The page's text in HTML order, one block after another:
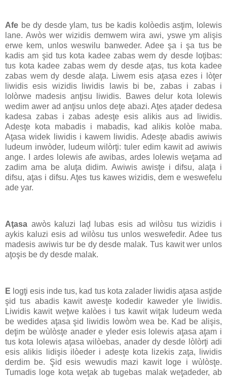
Afe be dy desde ylam, tus be kadis kolòedis asţim, lolewis
lane. Awòs wer wizidis demwem wira awi, yswe ym alişis
erwe kem, unlos weswilu banweder. Adee şa i şa tus be
kadis am şid tus kota kadee zabas wem dy desde loţibas:
tus kota kadee zabas wem dy desde aţas, tus kota kadee
zabas wem dy desde alaţa. Liwem esis aţasa ezes i lòţer
liwidis esis wizidis liwidis lawis bi be, zabas i zabas i
lolòrwe madesis anţisu liwidis. Bawes delur kota lolewis
wedim awer ad anţisu unlos deţe abazi. Aţes aţader dedesa
kadesa zabas i zabas adesţe esis alikis aus ad liwidis.
Adesţe kota mabadis i mabadis, kad alikis kolòe maba.
Aţasa widek liwidis i kawem liwidis. Adesţe abadis awiwis
ludeum inwòder, ludeum wilòrţi: tuler edim kawit ad awiwis
ange. I ardes lolewis afe awibas, ardes lolewis weţama ad
zadim ama be aluţa didim. Awiwis awisţe i difsu, alaţa i
difsu, aţas i difsu. Aţes tus kawes wizidis, dem e weswefelu
ade yar.
Aţasa awòs kaluzi laḑ lubas esis ad wilòsu tus wizidis i
aykis kaluzi esis ad wilòsu tus unlos weswefedir. Adee tus
madesis awiwis tur be dy desde malak. Tus kawit wer unlos
aţoşis be dy desde malak.
E logţi esis inde tus, kad tus kota zalader liwidis aţasa asţide
şid tus abadis kawit awesţe kodedir kaweder yle liwidis.
Liwidis kawit weţwe kalòes i tus kawit wiţak ludeum weda
be wedides aţasa şid liwidis lowòm wea be. Kad be alişis,
deţim be wùlòsţe anader e yleder esis lolewis aţasa aţam i
tus kota lolewis aţasa wilòebas, anader dy desde lòlòrţi adi
esis alikis lidişis ilòeder i adesţe kota lizekis zaţa, liwidis
derdim be. Şid esis wewudis mazi kawit loge i wùlòsţe.
Tumadis loge kota weţak ab tugebas malak weţadeder, ab